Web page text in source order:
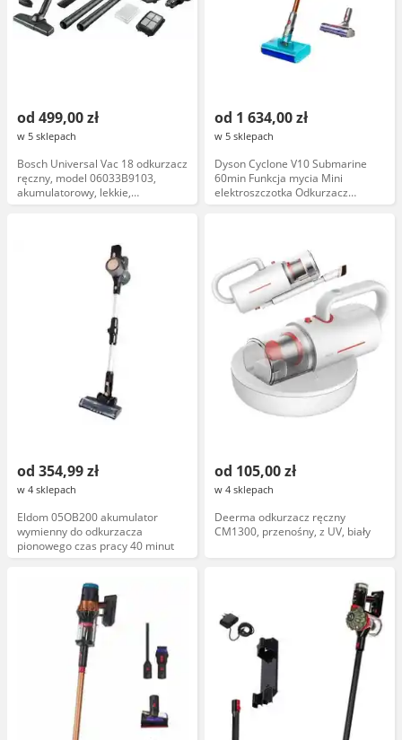
od 499,00 zł
w 5 sklepach
Bosch Universal Vac 18 odkurzacz
ręczny, model 06033B9103,
akumulatorowy, lekkie,
ergonomiczne, do odkurzania na
od 1 634,00 zł
w 5 sklepach
Dyson Cyclone V10 Submarine
60min Funkcja mycia Mini
elektroszczotka Odkurzacz
bezprzewodowy
od 354,99 zł
w 4 sklepach
Eldom 05OB200 akumulator
wymienny do odkurzacza
pionowego czas pracy 40 minut
od 105,00 zł
w 4 sklepach
Deerma odkurzacz ręczny
CM1300, przenośny, z UV, biały